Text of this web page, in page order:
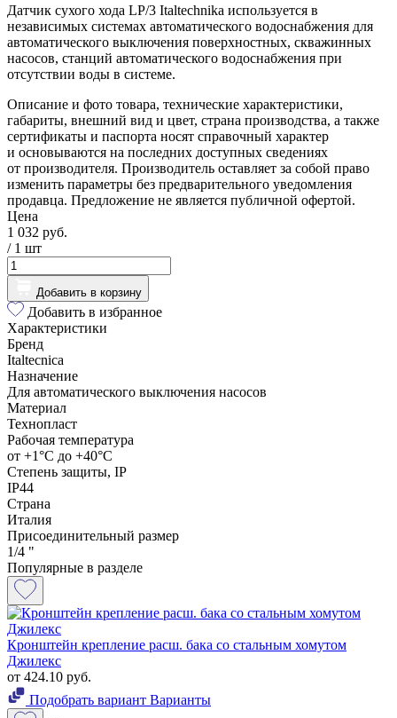
Датчик сухого хода LP/3 Italtechnika используется в
независимых системах автоматического водоснабжения для
автоматического выключения поверхностных, скважинных
насосов, станций автоматического водоснабжения при
отсутствии воды в системе.
Описание и фото товара, технические характеристики,
габариты, внешний вид и цвет, страна производства, а также
сертификаты и паспорта носят справочный характер
и основываются на последних доступных сведениях
от производителя. Производитель оставляет за собой право
изменить параметры без предварительного уведомления
продавца. Предложение не является публичной офертой.
Цена
1 032 руб.
/ 1 шт
Добавить в корзину
Добавить в избранное
Характеристики
Бренд
Italtecnica
Назначение
Для автоматического выключения насосов
Материал
Технопласт
Рабочая температура
от +1°С до +40°С
Степень защиты, IP
IP44
Страна
Италия
Присоединительный размер
1/4 "
Популярные в разделе
Кронштейн крепление расш. бака со стальным хомутом
Джилекс
от 424.10 руб.
Подобрать вариант Варианты